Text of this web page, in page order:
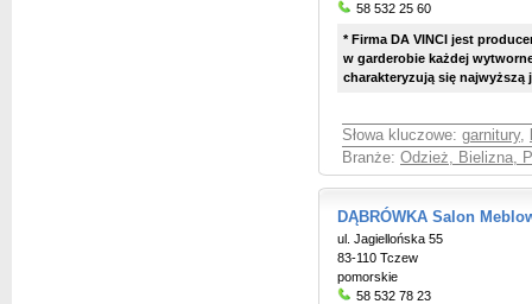
58 532 25 60
* Firma DA VINCI jest
w garderobie każdej
charakteryzują się najwyższą
Słowa kluczowe: garnitury,
Branże: Odzież, Bielizna,
DĄBRÓWKA Salon
ul. Jagiellońska 55
83-110 Tczew
pomorskie
58 532 78 23